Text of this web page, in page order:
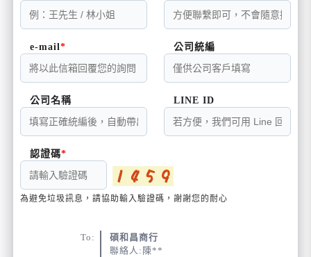
e-mail 公司統編
公司名稱 LINE ID
認證碼
為避免垃圾訊息，請協助輸入驗證碼，謝謝您的耐心
To:
碩和昌商行
聯絡人:陳**